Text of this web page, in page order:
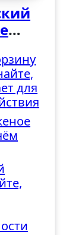
для